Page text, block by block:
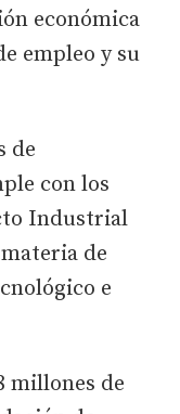
económica
empleo y su
de
con los
Industrial
de
e
millones de